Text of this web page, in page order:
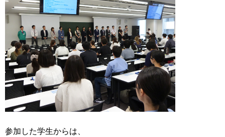
参加した学生からは、